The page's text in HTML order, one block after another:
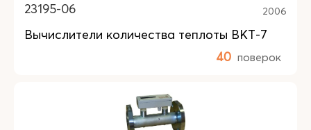
23195-06 2006
Вычислители количества теплоты ВКТ-7
40 поверок